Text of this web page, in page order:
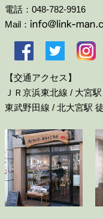
電話：048-782-9916
Mail：
【交通アクセス】
ＪＲ京浜東北線 / 大宮
東武野田線 / 北大宮駅